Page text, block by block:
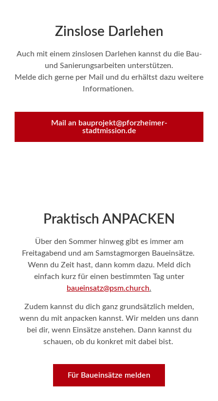
Zinslose Darlehen
Auch mit einem zinslosen Darlehen kannst du die Bau-
und Sanierungsarbeiten unterstützen.
Melde dich gerne per Mail und du erhältst dazu weitere
Informationen.
Mail an bauprojekt@pforzheimer-
stadtmission.de
Praktisch ANPACKEN
Über den Sommer hinweg gibt es immer am
Freitagabend und am Samstagmorgen Baueinsätze.
Wenn du Zeit hast, dann komm dazu. Meld dich
einfach kurz für einen bestimmten Tag unter
baueinsatz@psm.church.
Zudem kannst du dich ganz grundsätzlich melden,
wenn du mit anpacken kannst. Wir melden uns dann
bei dir, wenn Einsätzeanstehen. Dann kannst du
schauen, ob du konkret mit dabei bist.
Für Baueinsätze melden